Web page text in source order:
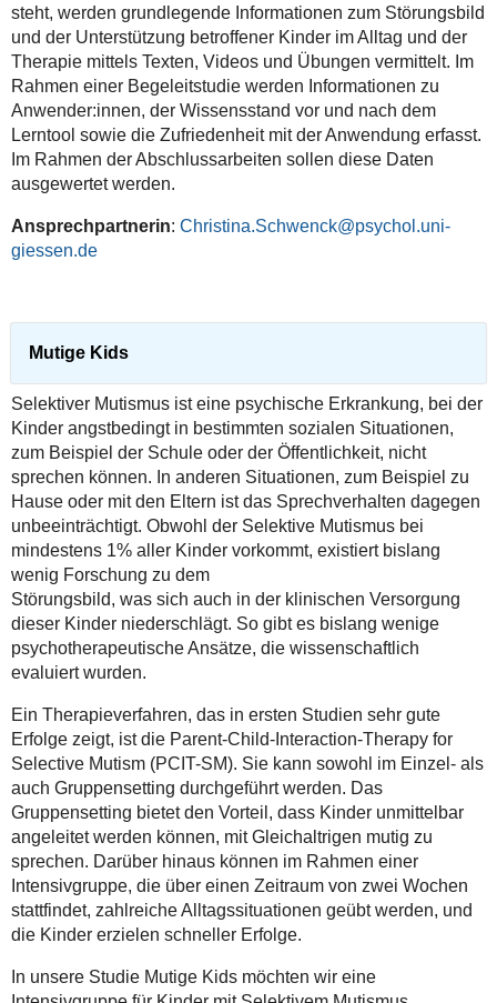
steht, werden grundlegende Informationen zum Störungsbild
und der Unterstützung betroffener Kinder im Alltag und der
Therapie mittels Texten, Videos und Übungen vermittelt. Im
Rahmen einer Begeleitstudie werden Informationen zu
Anwender:innen, der Wissensstand vor und nach dem
Lerntool sowie die Zufriedenheit mit der Anwendung erfasst.
Im Rahmen der Abschlussarbeiten sollen diese Daten
ausgewertet werden.
Ansprechpartnerin: Christina.Schwenck@psychol.uni-
giessen.de
Mutige Kids
Selektiver Mutismus ist eine psychische Erkrankung, bei der
Kinder angstbedingt in bestimmten sozialen Situationen,
zum Beispiel der Schule oder der Öffentlichkeit, nicht
sprechen können. In anderen Situationen, zum Beispiel zu
Hause oder mit den Eltern ist das Sprechverhalten dagegen
unbeeinträchtigt. Obwohl der Selektive Mutismus bei
mindestens 1% aller Kinder vorkommt, existiert bislang
wenig Forschung zu dem
Störungsbild, was sich auch in der klinischen Versorgung
dieser Kinder niederschlägt. So gibt es bislang wenige
psychotherapeutische Ansätze, die wissenschaftlich
evaluiert wurden.
Ein Therapieverfahren, das in ersten Studien sehr gute
Erfolge zeigt, ist die Parent-Child-Interaction-Therapy for
Selective Mutism (PCIT-SM). Sie kann sowohl im Einzel- als
auch Gruppensetting durchgeführt werden. Das
Gruppensetting bietet den Vorteil, dass Kinder unmittelbar
angeleitet werden können, mit Gleichaltrigen mutig zu
sprechen. Darüber hinaus können im Rahmen einer
Intensivgruppe, die über einen Zeitraum von zwei Wochen
stattfindet, zahlreiche Alltagssituationen geübt werden, und
die Kinder erzielen schneller Erfolge.
In unsere Studie Mutige Kids möchten wir eine